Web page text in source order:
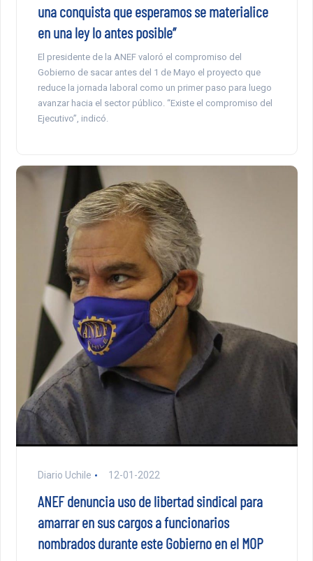
una conquista que esperamos se materialice
en una ley lo antes posible”
El presidente de la ANEF valoró el compromiso del
Gobierno de sacar antes del 1 de Mayo el proyecto que
reduce la jornada laboral como un primer paso para luego
avanzar hacia el sector público. “Existe el compromiso del
Ejecutivo”, indicó.
Diario Uchile 12-01-2022
ANEF denuncia uso de libertad sindical para
amarrar en sus cargos a funcionarios
nombrados durante este Gobierno en el MOP